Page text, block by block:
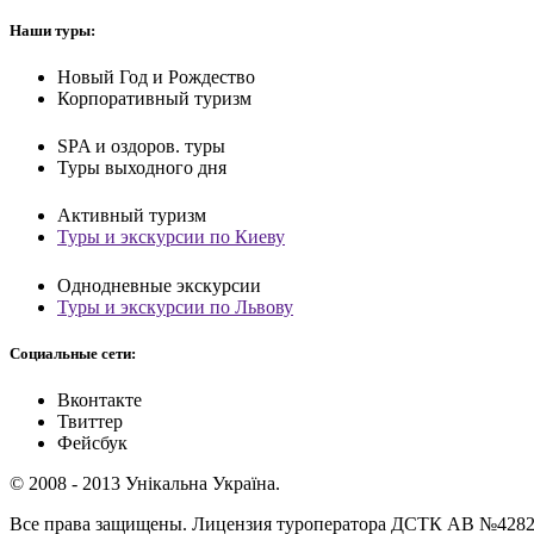
Наши туры:
Новый Год и Рождество
Корпоративный туризм
SPA и оздоров. туры
Туры выходного дня
Активный туризм
Туры и экскурсии по Киеву
Однодневные экскурсии
Туры и экскурсии по Львову
Социальные сети:
Вконтакте
Твиттер
Фейсбук
© 2008 - 2013 Унікальна Україна.
Все права защищены. Лицензия туроператора ДСТК АВ